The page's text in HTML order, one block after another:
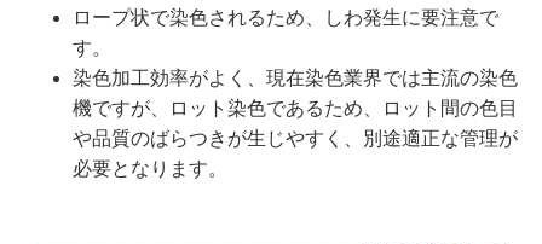
ロープ状で染色されるため、しわ発生に要注意で
す。
染色加工効率がよく、現在染色業界では主流の染色
機ですが、ロット染色であるため、ロット間の色目
や品質のばらつきが生じやすく、別途適正な管理が
必要となります。